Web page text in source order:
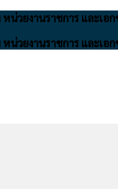
น่วยงานราชการ และเอ
น่วยงานราชการ และเอ